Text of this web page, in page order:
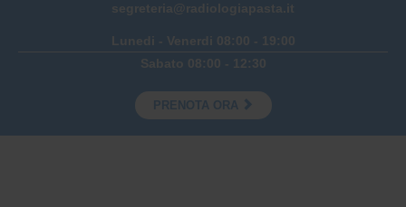
segreteria@radiologiapasta.it
Lunedi - Venerdi 08:00 - 19:00
Sabato 08:00 - 12:30
PRENOTA ORA 